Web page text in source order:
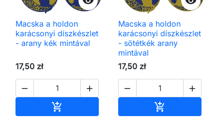
Macska a holdon
karácsonyi díszkészlet
- arany kék mintával
17,50 zł
 

Macska a holdon
karácsonyi díszkészlet
- sötétkék arany
mintával
17,50 zł
 
